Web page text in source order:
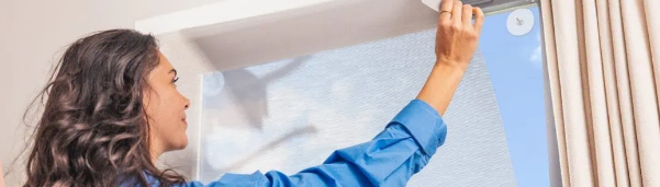
Oberlichter
Sonnenschutz
(Home-)Office